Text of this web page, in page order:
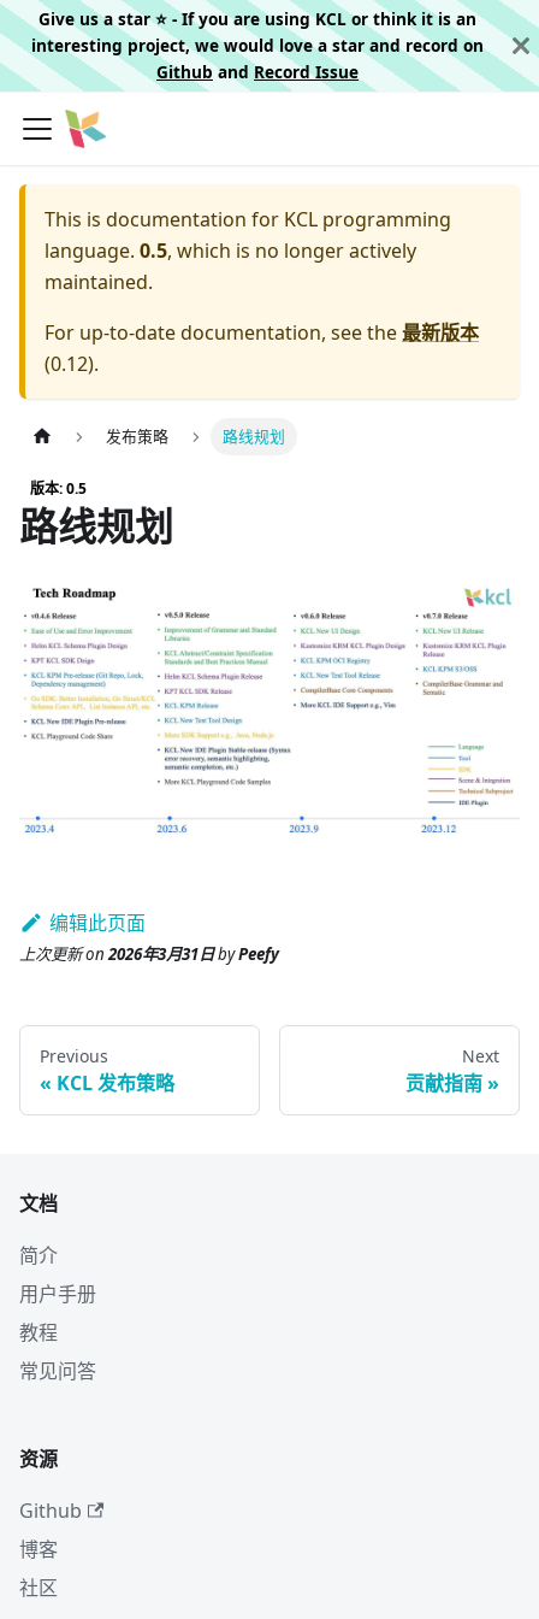
Give us a star ⭐️ - If you are using KCL or think it is an
interesting project, we would love a star and record on
Githuband Record Issue
This is documentation for KCL programming
language. 0.5, which is no longer actively
maintained.
For up-to-date documentation, see the最新版本
(0.12).
发布策略 路线规划
版本: 0.5
路线规划
编辑此页面
上次更新on2026年3月31日byPeefy
Previous
KCL 发布策略
Next
贡献指南
文档
简介
用户手册
教程
常见问答
资源
Github
博客
社区